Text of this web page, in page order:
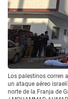
Los palestinos corren
un ataque aéreo
norte de la Franja de